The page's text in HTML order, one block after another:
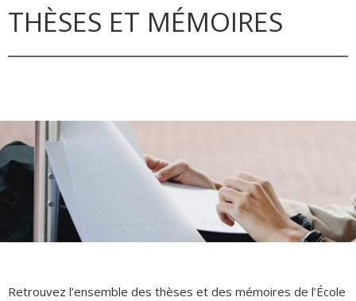
THÈSES ET MÉMOIRES
Retrouvez l’ensemble des thèses et des mémoires de l’École